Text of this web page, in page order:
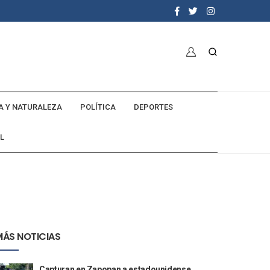
Y NATURALEZA POLÍTICA DEPORTES
NOTICIAS